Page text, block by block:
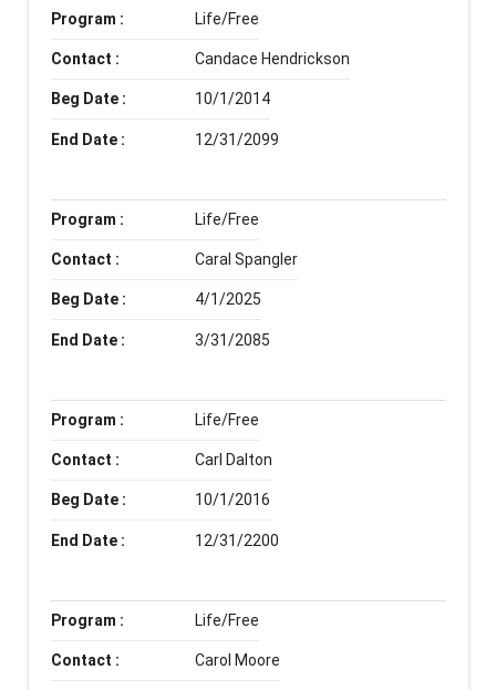
Program : Life/Free
Contact : Candace Hendrickson
Beg Date : 10/1/2014
End Date : 12/31/2099
Program : Life/Free
Contact : Caral Spangler
Beg Date : 4/1/2025
End Date : 3/31/2085
Program : Life/Free
Contact : Carl Dalton
Beg Date : 10/1/2016
End Date : 12/31/2200
Program : Life/Free
Contact : Carol Moore